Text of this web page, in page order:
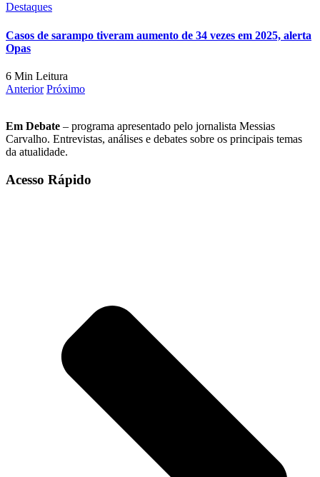
Destaques
Casos de sarampo tiveram aumento de 34 vezes em 2025, alerta
Opas
6 Min Leitura
Anterior Próximo
Em Debate – programa apresentado pelo jornalista Messias
Carvalho. Entrevistas, análises e debates sobre os principais temas
da atualidade.
Acesso Rápido